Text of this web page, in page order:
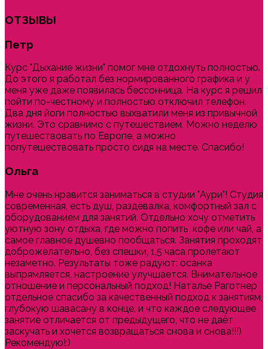
ОТЗЫВЫ
Петр
Курс "Дыхание жизни" помог мне отдохнуть полностью.
До этого я работал без нормированного графика и у
меня уже даже появилась бессонница. На курс я решил
пойти по-честному и полностью отключил телефон.
Два дня йоги полностью выхватили меня из привычной
жизни. Это сравнимо с путешествием. Можно неделю
путешествовать по Европе, а можно
попутешествовать просто сидя на месте. Спасибо!
Ольга
Мне очень нравится заниматься в студии "Аури"! Студия
современная, есть душ, раздевалка, комфортный зал с
оборудованием для занятий. Отдельно хочу отметить
уютную зону отдыха, где можно попить кофе или чай, а
самое главное душевно пообщаться. Занятия проходят
доброжелательно, без спешки, 1,5 часа пролетают
незаметно. Результаты тоже радуют: осанка
выпрямляется, настроение улучшается. Внимательное
отношение и персональный подход! Наталье Раготнер
отдельное спасибо за качественный подход к занятиям,
глубокую шавасану в конце, и что каждое следующее
занятие отличается от предыдущего, что не даёт
заскучать и хочется возвращаться снова и снова!!!)
Рекомендую!:)